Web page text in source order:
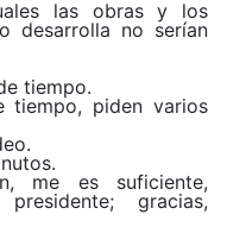
las obras y los
desarrolla no serían
tiempo.
tiempo, piden varios
me es suficiente,
gracias,